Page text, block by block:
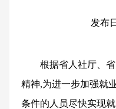
发布
根据省人社厅、
精神,为进一步加强就
条件的人员尽快实现